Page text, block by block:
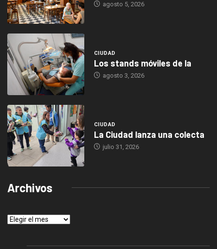
agosto 5, 2026
CIUDAD
Los stands móviles de la
agosto 3, 2026
CIUDAD
La Ciudad lanza una colecta
julio 31, 2026
Archivos
Archivos